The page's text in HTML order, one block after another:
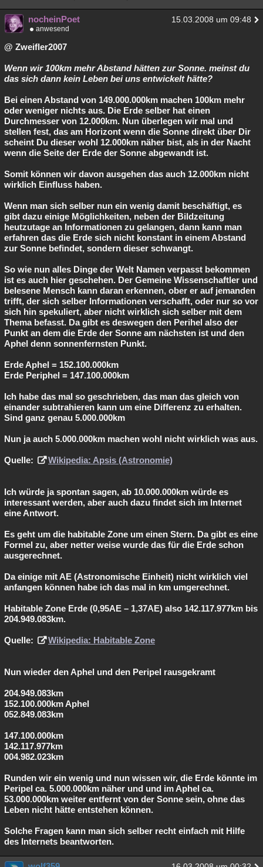
nocheinPoet 15.03.2008 um 09:48
anwesend
@ Zweifler2007
Wenn wir 100km mehr Abstand hätten zur Sonne. meinst du
das sich dann kein Leben bei uns entwickelt hätte?
Bei einen Abstand von 149.000.000km machen 100km mehr
oder weniger nichts aus. Die Erde selber hat einen
Durchmesser von 12.000km. Nun überlegen wir mal und
stellen fest, das am Horizont wenn die Sonne direkt über Dir
scheint Du dieser wohl 12.000km näher bist, als in der Nacht
wenn die Seite der Erde der Sonne abgewandt ist.
Somit können wir davon ausgehen das auch 12.000km nicht
wirklich Einfluss haben.
Wenn man sich selber nun ein wenig damit beschäftigt, es
gibt dazu einige Möglichkeiten, neben der Bildzeitung
heutzutage an Informationen zu gelangen, dann kann man
erfahren das die Erde sich nicht konstant in einem Abstand
zur Sonne befindet, sondern dieser schwangt.
So wie nun alles Dinge der Welt Namen verpasst bekommen
ist es auch hier geschehen. Der Gemeine Wissenschaftler und
belesene Mensch kann daran erkennen, ober er auf jemanden
trifft, der sich selber Informationen verschafft, oder nur so vor
sich hin spekuliert, aber nicht wirklich sich selber mit dem
Thema befasst. Da gibt es deswegen den Perihel also der
Punkt an dem die Erde der Sonne am nächsten ist und den
Aphel denn sonnenfernsten Punkt.
Erde Aphel = 152.100.000km
Erde Periphel = 147.100.000km
Ich habe das mal so geschrieben, das man das gleich von
einander subtrahieren kann um eine Differenz zu erhalten.
Sind ganz genau 5.000.000km
Nun ja auch 5.000.000km machen wohl nicht wirklich was aus.
Quelle: Wikipedia: Apsis (Astronomie)
Ich würde ja spontan sagen, ab 10.000.000km würde es
interessant werden, aber auch dazu findet sich im Internet
eine Antwort.
Es geht um die habitable Zone um einen Stern. Da gibt es eine
Formel zu, aber netter weise wurde das für die Erde schon
ausgerechnet.
Da einige mit AE (Astronomische Einheit) nicht wirklich viel
anfangen können habe ich das mal in km umgerechnet.
Habitable Zone Erde (0,95AE – 1,37AE) also 142.117.977km bis
204.949.083km.
Quelle: Wikipedia: Habitable Zone
Nun wieder den Aphel und den Peripel rausgekramt
204.949.083km
152.100.000km Aphel
052.849.083km
147.100.000km
142.117.977km
004.982.023km
Runden wir ein wenig und nun wissen wir, die Erde könnte im
Peripel ca. 5.000.000km näher und und im Aphel ca.
53.000.000km weiter entfernt von der Sonne sein, ohne das
Leben nicht hätte entstehen können.
Solche Fragen kann man sich selber recht einfach mit Hilfe
des Internets beantworten.